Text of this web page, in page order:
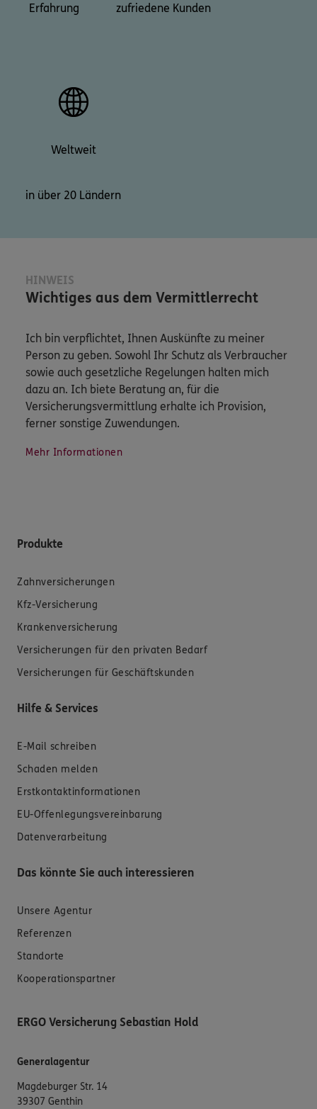
Erfahrung zufriedene Kunden
Weltweit
in über 20 Ländern
HINWEIS
Wichtiges aus dem Vermittlerrecht
Ich bin verpflichtet, Ihnen Auskünfte zu meiner
Person zu geben. Sowohl Ihr Schutz als Verbraucher
sowie auch gesetzliche Regelungen halten mich
dazu an. Ich biete Beratung an, für die
Versicherungsvermittlung erhalte ich Provision,
ferner sonstige Zuwendungen.
Mehr Informationen
Produkte
Zahnversicherungen
Kfz-Versicherung
Krankenversicherung
Versicherungen für den privaten Bedarf
Versicherungen für Geschäftskunden
Hilfe & Services
E-Mail schreiben
Schaden melden
Erstkontaktinformationen
EU-Offenlegungsvereinbarung
Datenverarbeitung
Das könnte Sie auch interessieren
Unsere Agentur
Referenzen
Standorte
Kooperationspartner
ERGO Versicherung Sebastian Hold
Generalagentur
Magdeburger Str. 14
39307 Genthin